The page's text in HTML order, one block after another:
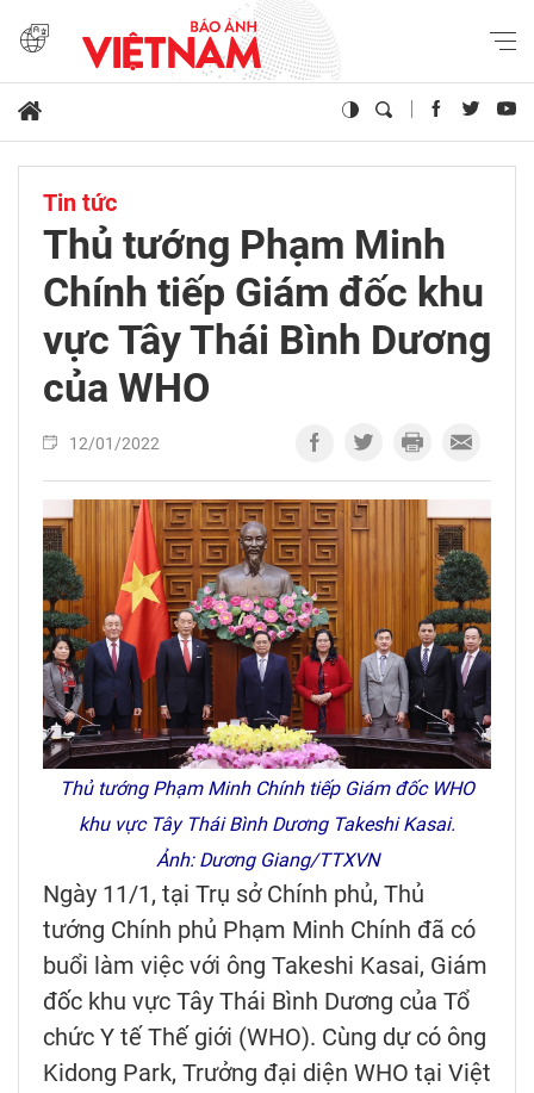
Tin tức
Thủ tướng Phạm Minh
Chính tiếp Giám đốc khu
vực Tây Thái Bình Dương
của WHO
12/01/2022
Thủ tướng Phạm Minh Chính tiếp Giám đốc WHO
khu vực Tây Thái Bình Dương Takeshi Kasai.
Ảnh: Dương Giang/TTXVN
Ngày 11/1, tại Trụ sở Chính phủ, Thủ
tướng Chính phủ Phạm Minh Chính đã có
buổi làm việc với ông Takeshi Kasai, Giám
đốc khu vực Tây Thái Bình Dương của Tổ
chức Y tế Thế giới (WHO). Cùng dự có ông
Kidong Park, Trưởng đại diện WHO tại Việt